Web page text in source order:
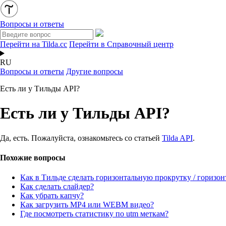
Вопросы и ответы
Перейти на Tilda.cc Перейти в Справочный центр
RU
Вопросы и ответы Другие вопросы
Есть ли у Тильды API?
Есть ли у Тильды API?
Да, есть. Пожалуйста, ознакомьтесь со статьей Tilda API.
Похожие вопросы
Как в Тильде сделать горизонтальную прокрутку /
Как сделать слайдер?
Как убрать капчу?
Как загрузить MP4 или WEBM видео?
Где посмотреть статистику по utm меткам?